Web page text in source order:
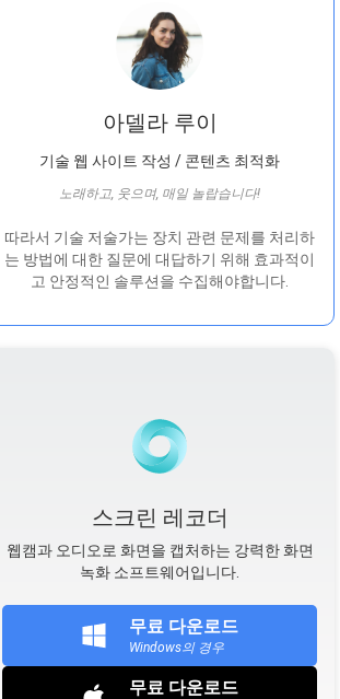
아델라 루이
기술 웹 사이트 작성 / 콘텐츠 최적화
노래하고, 웃으며, 매일 놀랍습니다!
따라서 기술 저술가는 장치 관련 문제를 처리하
는 방법에 대한 질문에 대답하기 위해 효과적이
고 안정적인 솔루션을 수집해야합니다.
스크린 레코더
웹캠과 오디오로 화면을 캡처하는 강력한 화면
녹화 소프트웨어입니다.
무료 다운로드
Windows의 경우
무료 다운로드